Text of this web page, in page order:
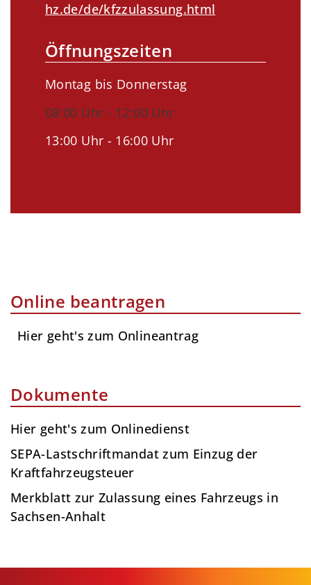
hz.de/de/kfzzulassung.html
Öffnungszeiten
Montag bis Donnerstag
08:00 Uhr - 12:00 Uhr
13:00 Uhr - 16:00 Uhr
Online beantragen
Hier geht's zum Onlineantrag
Dokumente
Hier geht's zum Onlinedienst
SEPA-Lastschriftmandat zum Einzug der
Kraftfahrzeugsteuer
Merkblatt zur Zulassung eines Fahrzeugs in
Sachsen-Anhalt